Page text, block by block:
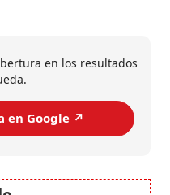
en los resultados
en Google ↗️